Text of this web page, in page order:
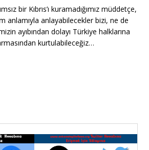
bir Kıbrıs’ı kuramadığımız müddetçe,
anlamıyla anlayabilecekler bizi, ne de
ayıbından dolayı Türkiye halklarına
kurtulabileceğiz…